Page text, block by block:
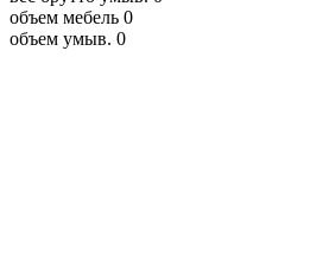
объем мебель 0
объем умыв. 0